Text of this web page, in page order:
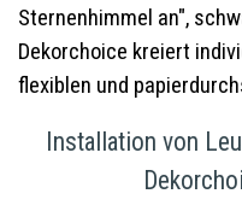
Sternenhimmel an",
Dekorchoice kreiert
flexiblen und
Installation von